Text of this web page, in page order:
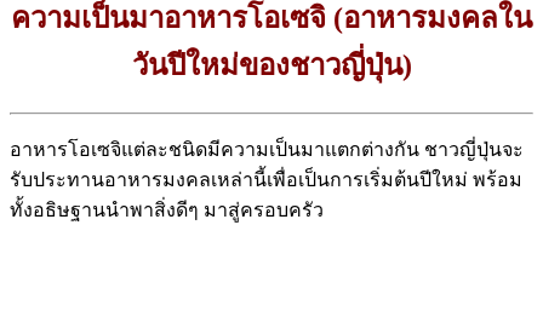
ความเป็นมาอาหารโอเซจิ (อาหารมงคลใน
วันปีใหม่ของชาวญี่ปุ่น)
อาหารโอเซจิแต่ละชนิดมีความเป็นมาแตกต่างกัน ชาวญี่ปุ่นจะ
รับประทานอาหารมงคลเหล่านี้เพื่อเป็นการเริ่มต้นปีใหม่ พร้อม
ทั้งอธิษฐานนำพาสิ่งดีๆ มาสู่ครอบครัว